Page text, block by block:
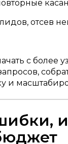
отсев
с более
и